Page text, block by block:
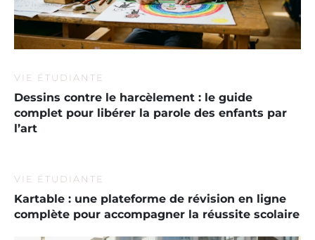
VIE ÉTUDIANTE
Dessins contre le harcèlement : le guide
complet pour libérer la parole des enfants par
l’art
VIE ÉTUDIANTE
Kartable : une plateforme de révision en ligne
complète pour accompagner la réussite scolaire